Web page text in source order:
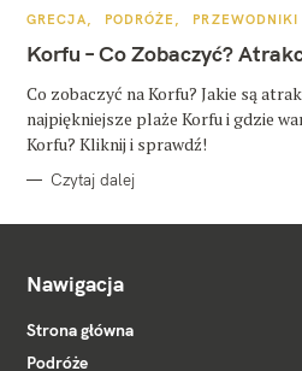
K
T
E
O
R
I
GRECJA PODRÓŻE PRZEWODNIKI
Korfu – Co Zobaczyć?
Co zobaczyć na Korfu? Jakie są
najpiękniejsze plaże Korfu i gdzie
Korfu? Kliknij i sprawdź!
Czytaj dalej
Nawigacja
Strona główna
Podróże